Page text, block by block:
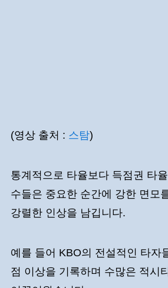
(영상 출처 : 스탐)
통계적으로 타율보다 득점권 타
수들은 중요한 순간에 강한 면모
강렬한 인상을 남깁니다.
예를 들어 KBO의 전설적인 타자
점 이상을 기록하며 수많은 적시